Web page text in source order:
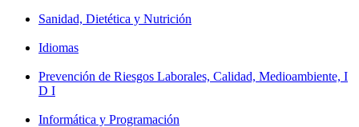
Sanidad, Dietética y Nutrición
Idiomas
Prevención de Riesgos Laborales, Calidad, Medioambiente, I
D I
Informática y Programación